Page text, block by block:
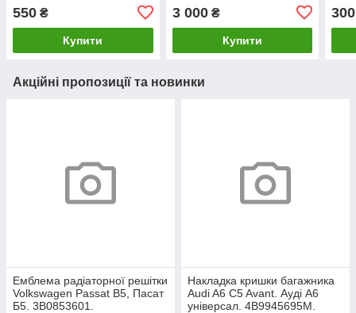
550 ₴
Купити
3 000₴
Купити
300
Акційні пропозиції та новинки
Емблема радіаторної решітки
Volkswagen Passat B5, Пасат
Б5. 3B0853601.
Накладка кришки багажника
Audi A6 C5 Avant. Ауді А6
універсал. 4B9945695M.